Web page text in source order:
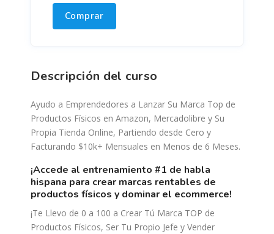
Descripción del curso
Ayudo a Emprendedores a Lanzar Su Marca Top de
Productos Físicos en Amazon, Mercadolibre y Su
Propia Tienda Online, Partiendo desde Cero y
Facturando $10k+ Mensuales en Menos de 6 Meses.
¡accede al entrenamiento #1 de habla
hispana para crear marcas rentables de
productos físicos y dominar el ecommerce!
¡Te Llevo de 0 a 100 a Crear Tú Marca TOP de
Productos Físicos, Ser Tu Propio Jefe y Vender
Comprar